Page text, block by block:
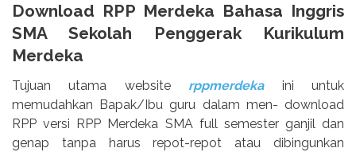
Download RPP Merdeka Bahasa Inggris
SMA Sekolah Penggerak Kurikulum
Merdeka
Tujuan utama website rppmerdeka
ini untuk
memudahkan Bapak/Ibu guru dalam men- download
RPP versi RPP Merdeka SMA full semester ganjil dan
genap tanpa harus repot-repot atau dibingunkan